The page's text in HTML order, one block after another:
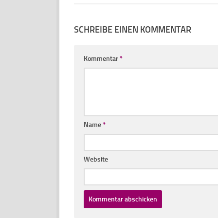
SCHREIBE EINEN KOMMENTAR
Kommentar*
Name*
Website